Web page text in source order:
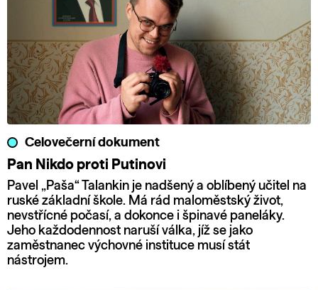
Celovečerní dokument
Pan Nikdo proti Putinovi
Pavel „Paša“ Talankin je nadšený a oblíbený učitel na
ruské základní škole. Má rád maloměstský život,
nevstřícné počasí, a dokonce i špinavé paneláky.
Jeho každodennost naruší válka, jíž se jako
zaměstnanec výchovné instituce musí stát
nástrojem.